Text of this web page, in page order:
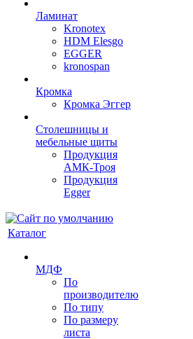
Ламинат
Kronotex
HDM Elesgo
EGGER
kronospan
Кромка
Кромка Эггер
Столешницы и
мебельные щиты
Продукция
АМК-Троя
Продукция
Egger
Каталог
МДФ
По
производителю
По типу
По размеру
листа